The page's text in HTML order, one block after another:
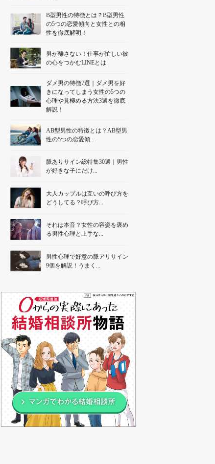
B型男性の特徴とは？B型男性
の5つの恋愛傾向と女性との相
性を徹底解明！
男が離さない！仕事が忙しい彼
の心をつかむLINEとは
ダメ男の特徴7選｜ダメ男を好
きになってしまう女性の5つの
心理や見極める方法3選を徹底
解説！
AB型男性の特徴とは？AB型男
性の5つの恋愛傾...
脈ありサイン総特集30選｜男性
が好きな子にだけ...
大人カップルは互いの呼び方を
どうしてる？呼び方...
それは本音？女性の容姿を褒め
る男性心理と上手な...
男性心理で好意の脈アリサイン
9個を解説！うまく...